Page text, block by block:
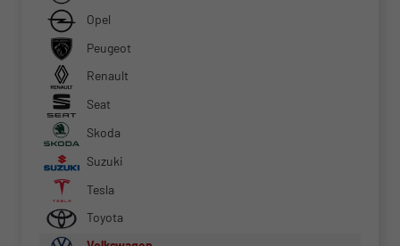
Opel
Peugeot
Renault
Seat
Skoda
Suzuki
Tesla
Toyota